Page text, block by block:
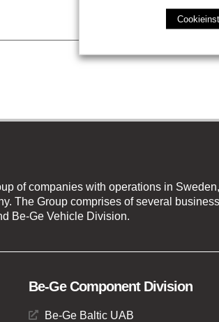
of companies with operations in
The Group comprises of several
Be-Ge Vehicle Division.
Be-Ge Component Division
Be-Ge Baltic UAB